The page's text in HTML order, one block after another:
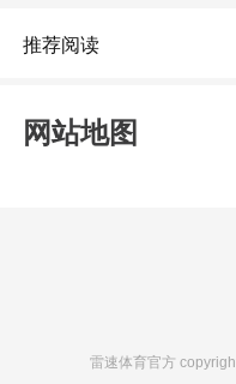
推荐阅读
网站地图
雷速体育官方